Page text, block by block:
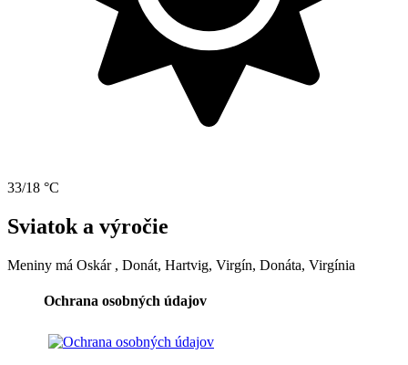
33/18 °C
Sviatok a výročie
Meniny má Oskár , Donát, Hartvig, Virgín, Donáta, Virgínia
Ochrana osobných údajov